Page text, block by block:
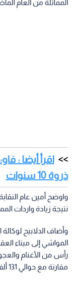
المماثلة من العام
اقرأ أيضا :
ذروة 10 سنوات
واوضح أمين عام النقابة
نتيجة زيادة واردات
وأضاف الدلابيح لوكالة
مقارنة مع حوالي 131 ألف رأس للفترة ذاتها من العام الماضي.